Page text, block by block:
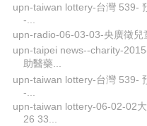
upn-taiwan lottery-台灣 539-
-...
upn-radio-06-03-03-央廣徵兒
upn-taipei news--charity-
助醫藥...
upn-taiwan lottery-台灣 539-
-...
upn-taiwan lottery-06-02-02
26 33...